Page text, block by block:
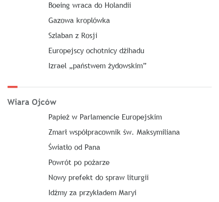
Boeing wraca do Holandii
Gazowa kroplówka
Szlaban z Rosji
Europejscy ochotnicy dżihadu
Izrael „państwem żydowskim”
Wiara Ojców
Papież w Parlamencie Europejskim
Zmarł współpracownik św. Maksymiliana
Światło od Pana
Powrót po pożarze
Nowy prefekt do spraw liturgii
Idźmy za przykładem Maryi